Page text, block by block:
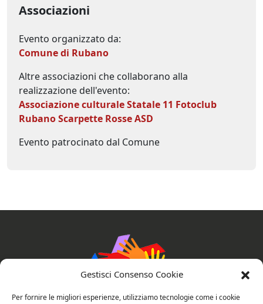
Gestisci Consenso Cookie
Per fornire le migliori esperienze, utilizziamo tecnologie come i cookie
Associazioni
Evento organizzato da:
Comune di Rubano
Altre associazioni che collaborano alla
realizzazione dell'evento:
Associazione culturale Statale 11 Fotoclub
RubanoScarpette Rosse ASD
Evento patrocinato dal Comune